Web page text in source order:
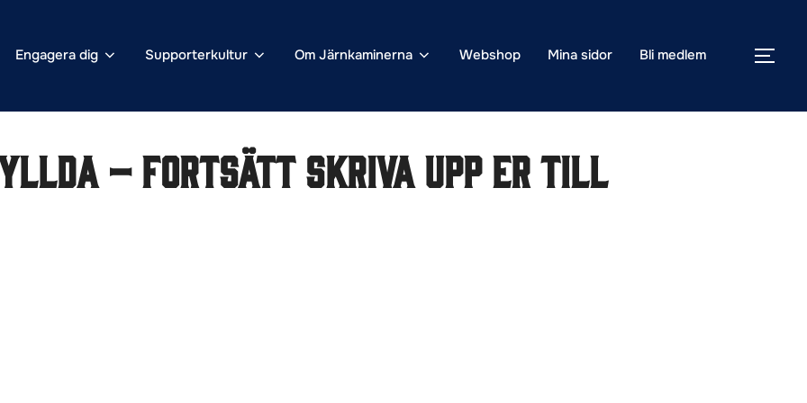
Engagera dig Supporterkultur Om Järnkaminerna Webshop Mina sidor Bli medlem SLÅ
– fortsätt skriva upp er till